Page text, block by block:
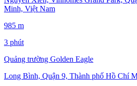
Minh, Việt Nam
985 m
3 phút
Quảng trường Golden Eagle
Long Bình, Quận 9, Thành phố Hồ Chí